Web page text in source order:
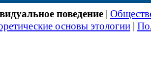
поведение |
основы этологии|